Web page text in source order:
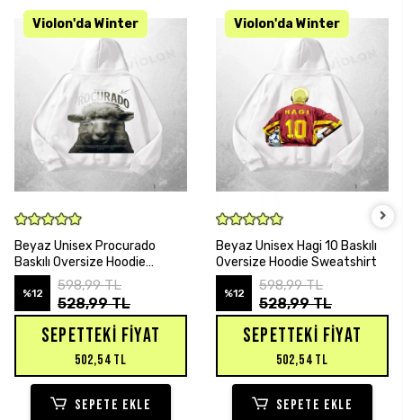
Beyaz Unisex Procurado
Baskılı Oversize Hoodie
Sweatshirt
%12
598,99 TL
528,99 TL
SEPETTEKI FIYAT
502,54 TL
SEPETE EKLE
Beyaz Unisex Hagi 10 Baskılı
Oversize Hoodie Sweatshirt
%12
598,99 TL
528,99 TL
SEPETTEKI FIYAT
502,54 TL
SEPETE EKLE